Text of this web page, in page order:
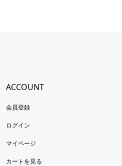
ACCOUNT
会員登録
ログイン
マイページ
カートを見る